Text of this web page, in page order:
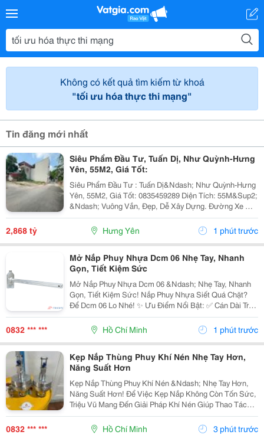
Không có kết quả tìm kiếm từ khoá
"tối ưu hóa thực thi mạng"
Tin đăng mới nhất
Siêu Phẩm Đầu Tư, Tuấn Dị, Như Quỳnh-Hưng
Yên, 55M2, Giá Tốt:
Siêu Phẩm Đầu Tư : Tuấn Dị&Ndash; Như Quỳnh-Hưng
Yên, 55M2, Giá Tốt: 0835459289 Diện Tích: 55M&Sup2;
&Ndash; Vuông Vắn, Đẹp, Dễ Xây Dựng. Đường Xe Ô
Tô 29 Chỗ Vào Tận Đất, Đi Lại Thuận Tiện. Vị Trí Đắc
Địa: * Chỉ Vài Chục Mét Ra Đến Chợ...
2,868 tỷ Hưng Yên 1 phút trước
Mở Nắp Phuy Nhựa Dcm 06 Nhẹ Tay, Nhanh
Gọn, Tiết Kiệm Sức
Mở Nắp Phuy Nhựa Dcm 06 &Ndash; Nhẹ Tay, Nhanh
Gọn, Tiết Kiệm Sức! Nắp Phuy Nhựa Siết Quá Chặt?
Để Dcm 06 Lo Nhé! ✨ Ưu Điểm Nổi Bật: ✅ Cán Dài Trợ
Lực, Mở Nắp Nhẹ Nhàng, Không Tốn Nhiều Sức. ️ Thép
Hợp Kim Xi Mạ Bền Bỉ, Chịu Lực Tốt, Chống Gỉ...
0832 *** *** Hồ Chí Minh 1 phút trước
Kẹp Nắp Thùng Phuy Khí Nén Nhẹ Tay Hơn,
Năng Suất Hơn
Kẹp Nắp Thùng Phuy Khí Nén &Ndash; Nhẹ Tay Hơn,
Năng Suất Hơn! Để Việc Kẹp Nắp Không Còn Tốn Sức,
Triệu Vũ Mang Đến Giải Pháp Khí Nén Giúp Thao Tác
Nhanh Và Nhẹ Nhàng Hơn Mỗi Ngày. ✨ Điểm Cộng Của
Sản Phẩm: ✅ Hệ Thống Khí Nén Kết Hợp Tời Trợ
0832 *** *** Hồ Chí Minh 3 phút trước